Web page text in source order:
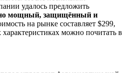
удалось предложить
мощный, защищённый и
на рынке составляет $299,
можно почитать в